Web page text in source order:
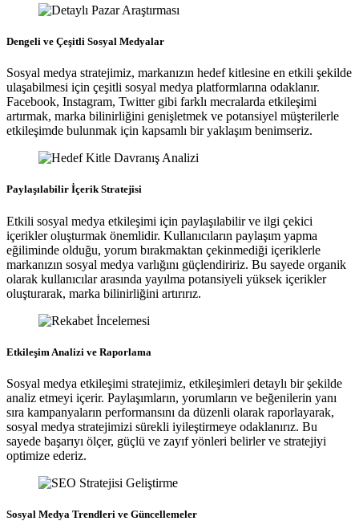
Dengeli ve Çeşitli Sosyal Medyalar
Sosyal medya stratejimiz, markanızın hedef kitlesine en etkili şekilde
ulaşabilmesi için çeşitli sosyal medya platformlarına odaklanır.
Facebook, Instagram, Twitter gibi farklı mecralarda etkileşimi
artırmak, marka bilinirliğini genişletmek ve potansiyel müşterilerle
etkileşimde bulunmak için kapsamlı bir yaklaşım benimseriz.
Paylaşılabilir İçerik Stratejisi
Etkili sosyal medya etkileşimi için paylaşılabilir ve ilgi çekici
içerikler oluşturmak önemlidir. Kullanıcıların paylaşım yapma
eğiliminde olduğu, yorum bırakmaktan çekinmediği içeriklerle
markanızın sosyal medya varlığını güçlendiririz. Bu sayede organik
olarak kullanıcılar arasında yayılma potansiyeli yüksek içerikler
oluşturarak, marka bilinirliğini artırırız.
Etkileşim Analizi ve Raporlama
Sosyal medya etkileşimi stratejimiz, etkileşimleri detaylı bir şekilde
analiz etmeyi içerir. Paylaşımların, yorumların ve beğenilerin yanı
sıra kampanyaların performansını da düzenli olarak raporlayarak,
sosyal medya stratejimizi sürekli iyileştirmeye odaklanırız. Bu
sayede başarıyı ölçer, güçlü ve zayıf yönleri belirler ve stratejiyi
optimize ederiz.
Sosyal Medya Trendleri ve Güncellemeler